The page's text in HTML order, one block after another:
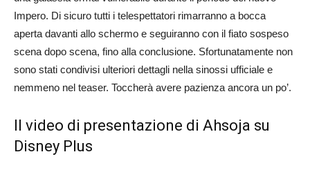
Impero. Di sicuro tutti i telespettatori rimarranno a bocca
aperta davanti allo schermo e seguiranno con il fiato sospeso
scena dopo scena, fino alla conclusione. Sfortunatamente non
sono stati condivisi ulteriori dettagli nella sinossi ufficiale e
nemmeno nel teaser. Toccherà avere pazienza ancora un po’.
Il video di presentazione di Ahsoja su
Disney Plus